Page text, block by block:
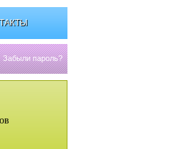
Забыли пароль?